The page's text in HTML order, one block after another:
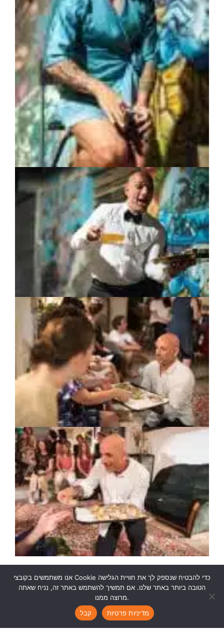
Ruth Kanner Theatre Group| rktheatre@gmail.com
Join Our Newsletter >>
Credits >>
אנו משתמשים בקובצי Cookie כדי להבטיח שנספק לך את חוויית הגלישה
הטובה ביותר באתר שלנו. אם תמשיך להשתמש באתר זה, נניח שאתה
מרוצה ממנו.
קבל
מדיניות פרטיות